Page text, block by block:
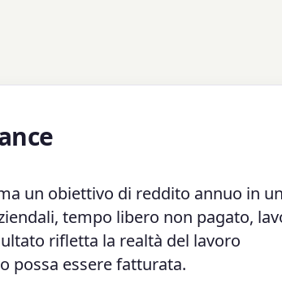
un obiettivo di reddito annuo in
tempo libero non pagato,
rifletta la realtà del lavoro
possa essere fatturata.